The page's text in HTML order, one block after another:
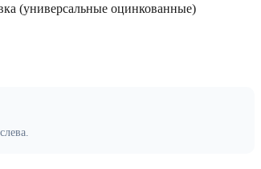
(универсальные оцинкованные)